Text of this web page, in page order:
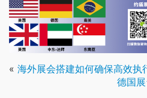
« 海外展会搭建如何确保高效执
德国